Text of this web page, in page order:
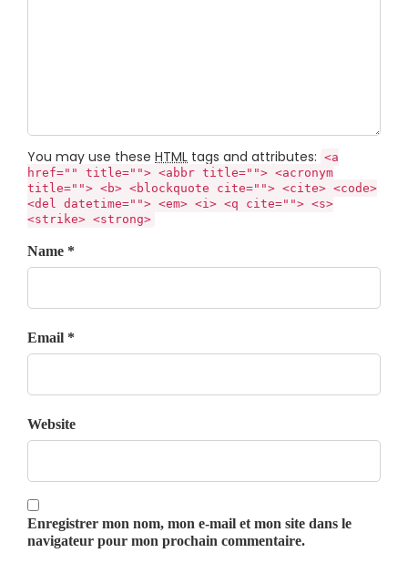
You may use these HTML tags and attributes: <a
href="" title=""> <abbr title=""> <acronym
title=""> <b> <blockquote cite=""> <cite> <code>
<del datetime=""> <em> <i> <q cite=""> <s>
<strike> <strong>
Name *
Email *
Website
Enregistrer mon nom, mon e-mail et mon site dans le
navigateur pour mon prochain commentaire.